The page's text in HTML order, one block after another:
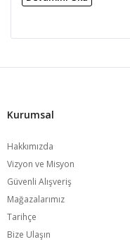
Kurumsal
Hakkımızda
Vizyon ve Misyon
Güvenli Alışveriş
Mağazalarımız
Tarihçe
Bize Ulaşın